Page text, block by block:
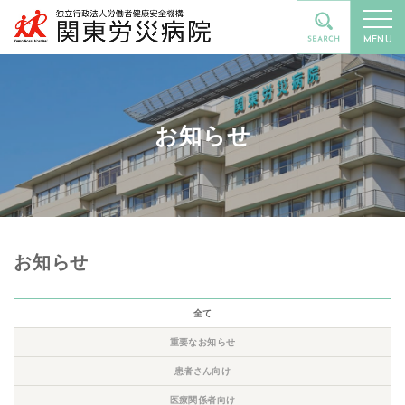
MENU
お知らせ
お知らせ
全て
重要なお知らせ
患者さん向け
医療関係者向け